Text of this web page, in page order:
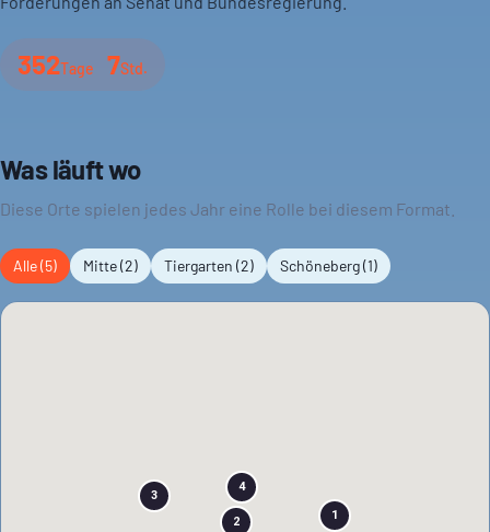
352Tage 7Std.
Was läuft wo
Diese Orte spielen jedes Jahr eine Rolle bei diesem Format.
Alle (5) Mitte(2) Tiergarten (2) Schöneberg(1)
1
2
3
4